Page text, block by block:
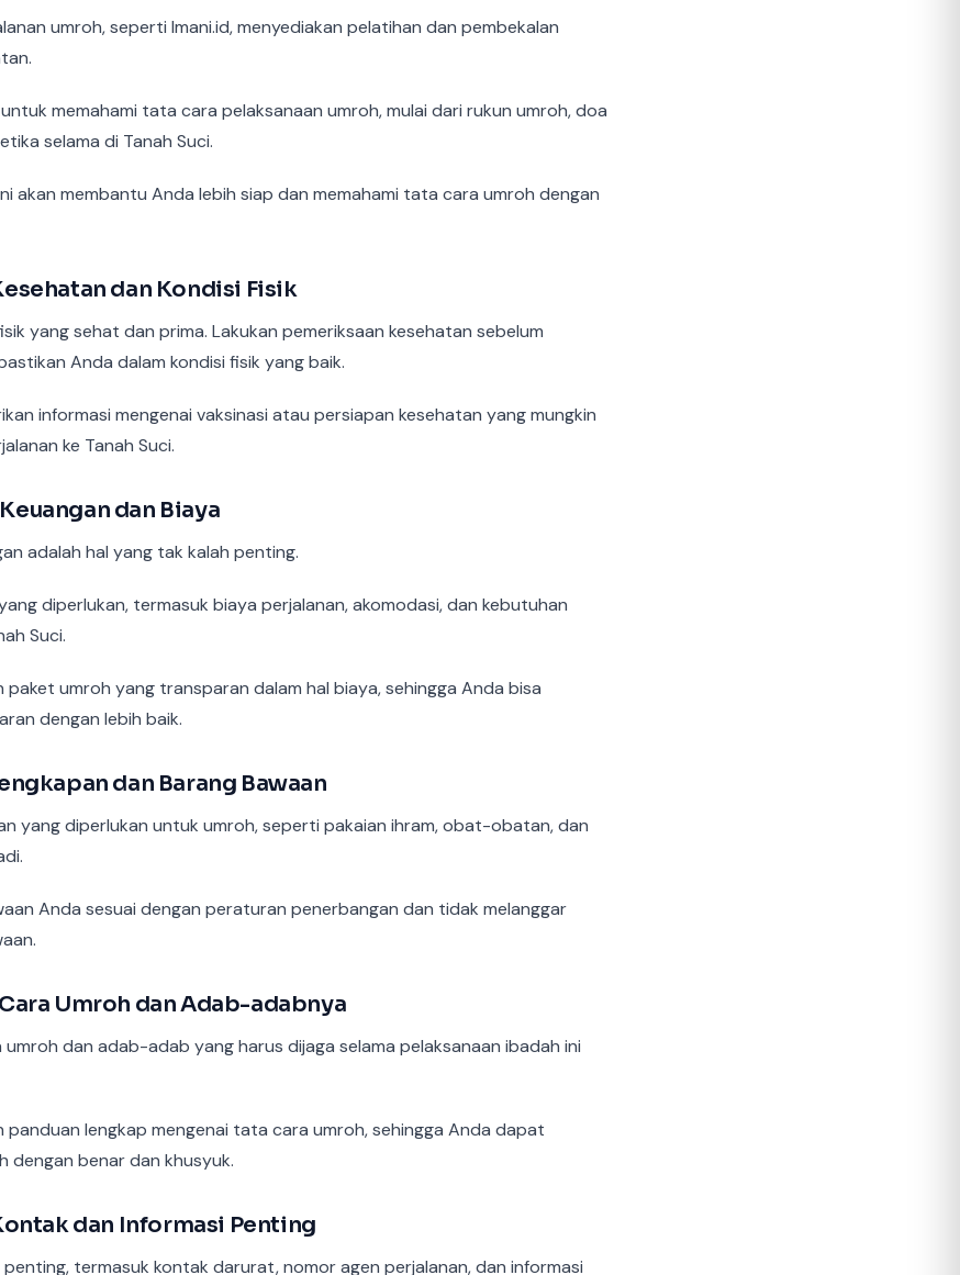
umroh, seperti Imani.id, menyediakan pelatihan dan pembekalan
memahami tata cara pelaksanaan umroh, mulai dari rukun umroh, doa
selama di Tanah Suci.
akan membantu Anda lebih siap dan memahami tata cara umroh dengan
dan Kondisi Fisik
yang sehat dan prima. Lakukan pemeriksaan kesehatan sebelum
Anda dalam kondisi fisik yang baik.
informasi mengenai vaksinasi atau persiapan kesehatan yang mungkin
ke Tanah Suci.
dan Biaya
adalah hal yang tak kalah penting.
diperlukan, termasuk biaya perjalanan, akomodasi, dan kebutuhan
Suci.
paket umroh yang transparan dalam hal biaya, sehingga Anda bisa
dengan lebih baik.
dan Barang Bawaan
yang diperlukan untuk umroh, seperti pakaian ihram, obat-obatan, dan
Anda sesuai dengan peraturan penerbangan dan tidak melanggar
Umroh dan Adab-adabnya
dan adab-adab yang harus dijaga selama pelaksanaan ibadah ini
panduan lengkap mengenai tata cara umroh, sehingga Anda dapat
dengan benar dan khusyuk.
dan Informasi Penting
termasuk kontak darurat, nomor agen perjalanan, dan informasi